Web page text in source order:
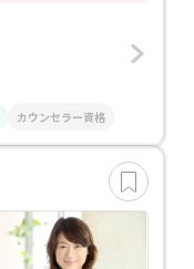
カウンセラー資格